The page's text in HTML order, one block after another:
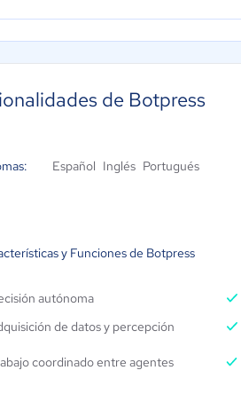
de Botpress
Español Inglés Portugués
y Funciones de Botpress
autónoma
de datos y percepción
coordinado entre agentes